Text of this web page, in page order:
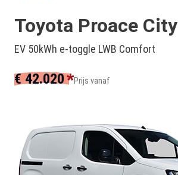
Toyota Proace City
EV 50kWh e-toggle LWB Comfort
€ 42.020*Prijs vanaf